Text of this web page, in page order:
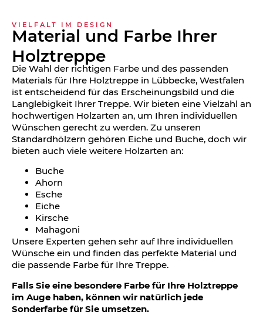
VIELFALT IM DESIGN
Material und Farbe Ihrer
Holztreppe
Die Wahl der richtigen Farbe und des passenden
Materials für Ihre Holztreppe in Lübbecke, Westfalen
ist entscheidend für das Erscheinungsbild und die
Langlebigkeit Ihrer Treppe. Wir bieten eine Vielzahl an
hochwertigen Holzarten an, um Ihren individuellen
Wünschen gerecht zu werden. Zu unseren
Standardhölzern gehören Eiche und Buche, doch wir
bieten auch viele weitere Holzarten an:
Buche
Ahorn
Esche
Eiche
Kirsche
Mahagoni
Unsere Experten gehen sehr auf Ihre individuellen
Wünsche ein und finden das perfekte Material und
die passende Farbe für Ihre Treppe.
Falls Sie eine besondere Farbe für Ihre Holztreppe
im Auge haben, können wir natürlich jede
Sonderfarbe für Sie umsetzen.